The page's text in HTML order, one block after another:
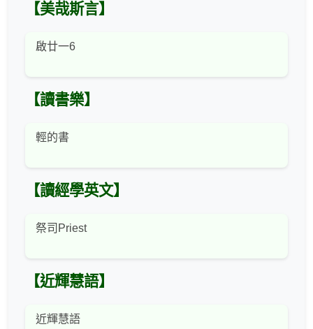
【美哉斯言】
啟廿一6
【讀書樂】
輕的書
【讀經學英文】
祭司Priest
【近輝慧語】
近輝慧語